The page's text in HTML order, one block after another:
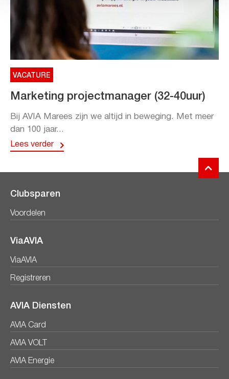
VACATURE
Marketing projectmanager (32-40uur)
Bij AVIA Marees zijn we altijd in beweging. Met meer
dan 100 jaar...
Lees verder
Clubsparen
Voordelen
ViaAVIA
ViaAVIA
Registreren
AVIA Diensten
AVIA Card
AVIA VOLT
AVIA Energie